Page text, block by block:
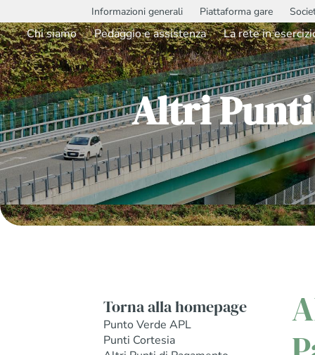
Informazioni generali Piattaforma gare
Chi siamo Pedaggio e assistenza La rete in
Altri
Torna alla homepage
Punto Verde APL
Punti Cortesia